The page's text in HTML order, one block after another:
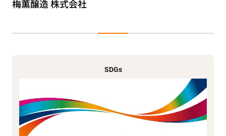
梅薫醸造 株式会社
SDGs